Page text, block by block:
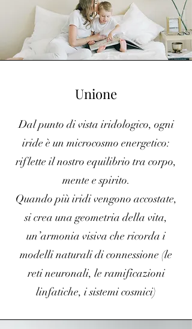
Unione
Dal punto di vista iridologico, ogni
iride è un microcosmo energetico:
riflette il nostro equilibrio tra corpo,
mente e spirito.
Quando più iridi vengono accostate,
si crea una geometria della vita,
un’armonia visiva che ricorda i
modelli naturali di connessione (le
reti neuronali, le ramificazioni
linfatiche, i sistemi cosmici)